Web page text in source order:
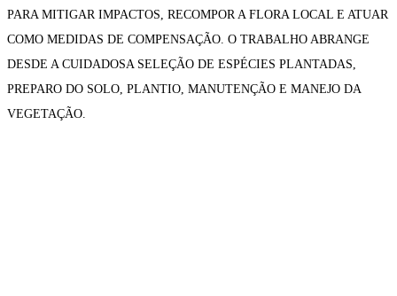
PARA MITIGAR IMPACTOS, RECOMPOR A FLORA LOCAL E ATUAR
COMO MEDIDAS DE COMPENSAÇÃO. O TRABALHO ABRANGE
DESDE A CUIDADOSA SELEÇÃO DE ESPÉCIES PLANTADAS,
PREPARO DO SOLO, PLANTIO, MANUTENÇÃO E MANEJO DA
VEGETAÇÃO.